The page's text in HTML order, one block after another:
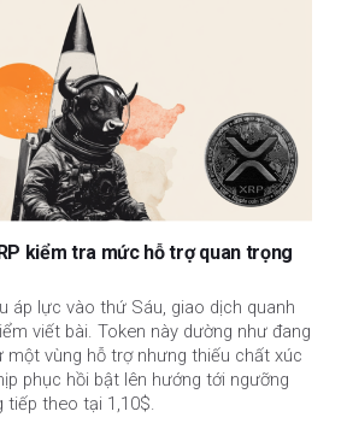
kiểm tra mức hỗ trợ quan trọng
áp lực vào thứ Sáu, giao dịch quanh
viết bài. Token này dường như đang
một vùng hỗ trợ nhưng thiếu chất xúc
phục hồi bật lên hướng tới ngưỡng
tiếp theo tại 1,10$.